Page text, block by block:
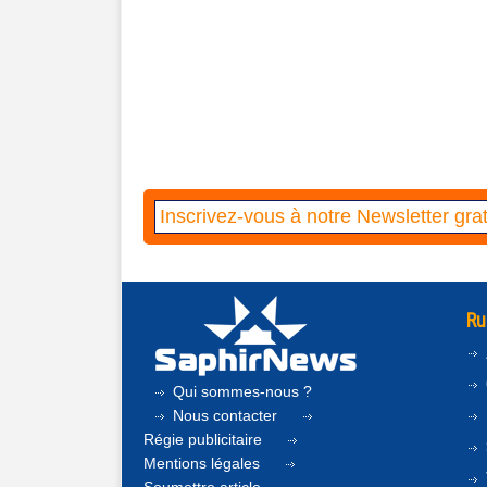
Qui sommes-nous ?
Nous contacter
Régie publicitaire
Mentions légales